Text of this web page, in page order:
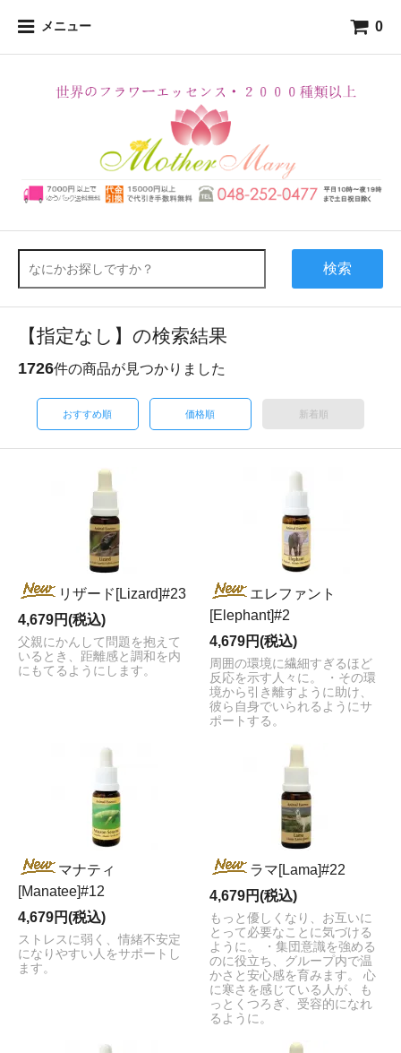
メニュー 0
検索
【指定なし】の検索結果
1726件の商品が見つかりました
おすすめ順 価格順 新着順
リザード[Lizard]#23
4,679円(税込)
父親にかんして問題を抱えて
いるとき、距離感と調和を内
にもてるようにします。
エレファント
[Elephant]#2
4,679円(税込)
周囲の環境に繊細すぎるほど
反応を示す人々に。 ・その環
境から引き離すように助け、
彼ら自身でいられるようにサ
ポートする。
マナティ
[Manatee]#12
4,679円(税込)
ストレスに弱く、情緒不安定
になりやすい人をサポートし
ます。
ラマ[Lama]#22
4,679円(税込)
もっと優しくなり、お互いに
とって必要なことに気づける
ように。 ・集団意識を強める
のに役立ち、グループ内で温
かさと安心感を育みます。 心
に寒さを感じている人が、も
っとくつろぎ、受容的になれ
るように。